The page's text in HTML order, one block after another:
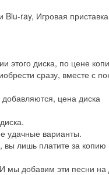
ray, Игровая
этого диска, по цене
сразу, вместе с
цена диска
удачные варианты.
вы лишь платите за
мы добавим эти песни на